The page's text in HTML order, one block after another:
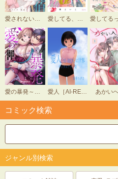
愛されないとわかっていても辺境伯と結婚します 愛してる、だから君を殺すことにした
愛人［AI-REN］の世界 あかい
コミック検索
ジャンル別検索